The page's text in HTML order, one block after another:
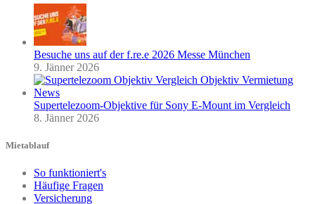
Besuche uns auf der f.re.e 2026 Messe München
9. Jänner 2026
Supertelezoom-Objektive für Sony E-Mount im Vergleich
8. Jänner 2026
Mietablauf
So funktioniert's
Häufige Fragen
Versicherung